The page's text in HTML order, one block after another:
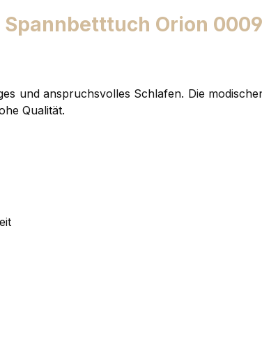
Orion
und anspruchsvolles Schlafen. Die
Qualität.